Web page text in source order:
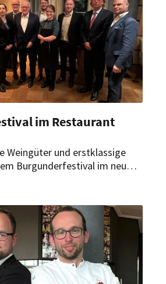
widerspiegeln.
im Restaurant
Weingüter und erstklassige
Burgunderfestival im neu
die edlen Tropfen von einem
Spitzenköchin Cornelia